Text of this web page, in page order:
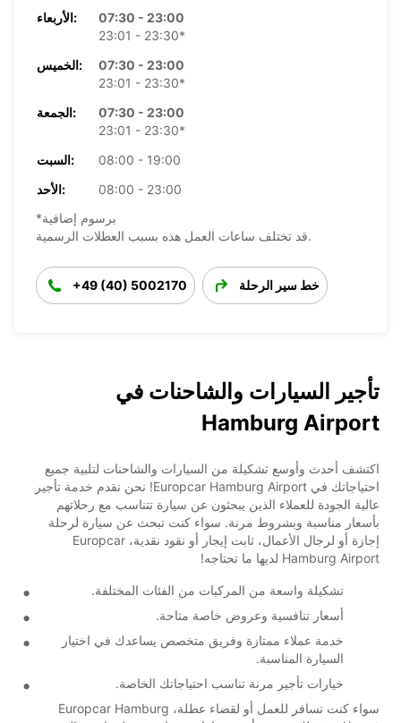
الأربعاء:
07:30 - 23:00
23:01 - 23:30*
الخميس:
07:30 - 23:00
23:01 - 23:30*
الجمعة:
07:30 - 23:00
23:01 - 23:30*
السبت:
08:00 - 19:00
الأحد:
08:00 - 23:00
*برسوم إضافية
قد تختلف ساعات العمل هذه بسبب العطلات الرسمية.
+49 (40) 5002170 خط سير الرحلة
تأجير السيارات والشاحنات في
Hamburg Airport
اكتشف أحدث وأوسع تشكيلة من السيارات والشاحنات لتلبية جميع
احتياجاتك في Europcar Hamburg Airport! نحن نقدم خدمة تأجير
عالية الجودة للعملاء الذين يبحثون عن سيارة تتناسب مع رحلاتهم
بأسعار مناسبة وبشروط مرنة. سواء كنت تبحث عن سيارة لرحلة
إجازة أو لرجال الأعمال، ثابت إيجار أو نقود نقدية، Europcar
Hamburg Airport لديها ما تحتاجه!
تشكيلة واسعة من المركبات من الفئات المختلفة.
أسعار تنافسية وعروض خاصة متاحة.
خدمة عملاء ممتازة وفريق متخصص يساعدك في اختيار
السيارة المناسبة.
خيارات تأجير مرنة تناسب احتياجاتك الخاصة.
سواء كنت تسافر للعمل أو لقضاء عطلة، Europcar Hamburg